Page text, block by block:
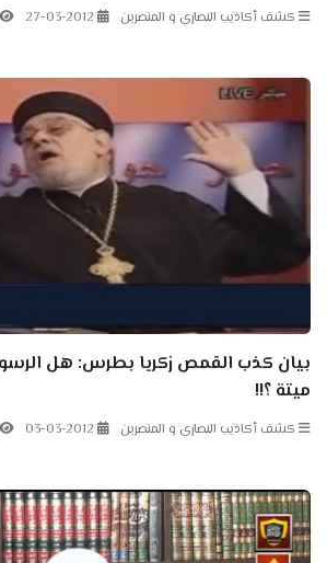
كشف أكاذيب النصارى و المنصرين 27-03-2012
بيان كذب القمص زكريا بطرس: هل
ميتة ؟!!
كشف أكاذيب النصارى و المنصرين 03-03-2012